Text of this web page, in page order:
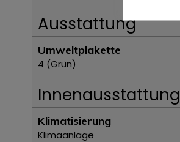
Ausstattung
Umweltplakette
4 (Grün)
Innenausstattung
Klimatisierung
Klimaanlage